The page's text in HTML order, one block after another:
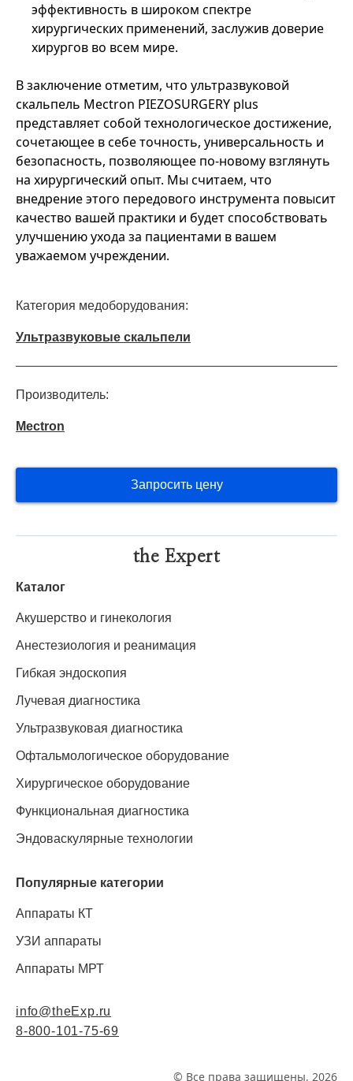
Категория медоборудования:
Ультразвуковые скальпели
Производитель:
Mectron
Запросить цену
эффективность в широком спектре
хирургических применений, заслужив доверие
хирургов во всем мире.
В заключение отметим, что ультразвуковой
скальпель Mectron PIEZOSURGERY plus
представляет собой технологическое достижение,
сочетающее в себе точность, универсальность и
безопасность, позволяющее по-новому взглянуть
на хирургический опыт. Мы считаем, что
внедрение этого передового инструмента повысит
качество вашей практики и будет способствовать
улучшению ухода за пациентами в вашем
уважаемом учреждении.
the Expert
Каталог
Акушерство и гинекология
Анестезиология и реанимация
Гибкая эндоскопия
Лучевая диагностика
Ультразвуковая диагностика
Офтальмологическое оборудование
Хирургическое оборудование
Функциональная диагностика
Эндоваскулярные технологии
Популярные категории
Аппараты КТ
УЗИ аппараты
Аппараты МРТ
info@theExp.ru
8-800-101-75-69
© Все права защищены, 2026